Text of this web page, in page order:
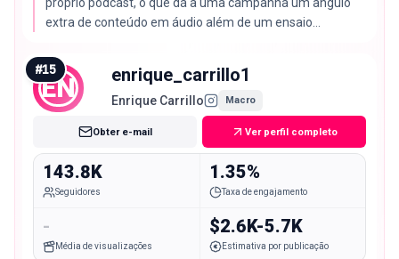
extra de conteúdo em áudio além de um ensaio
EN
#15 enrique_carrillo1
Enrique Carrillo Macro
Obter e-mail Ver perfil completo
143.8K
Seguidores
1.35%
Taxa de engajamento
-
Média de visualizações
$2.6K-5.7K
Estimativa por publicação